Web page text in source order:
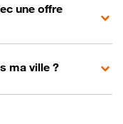
une offre
ma ville ?